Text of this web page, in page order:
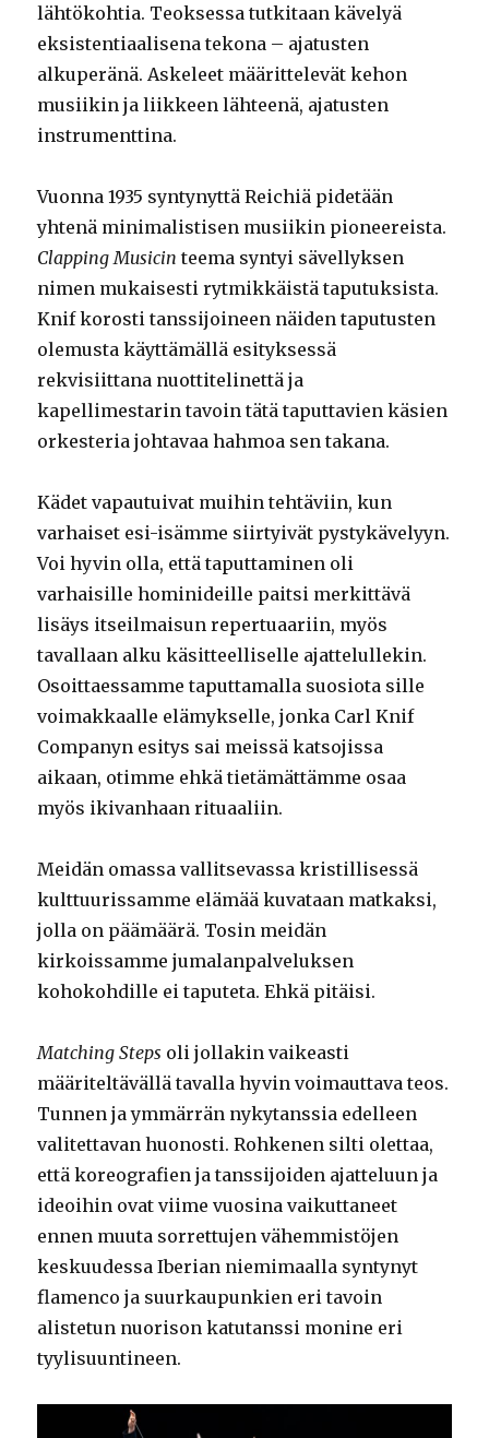
lähtökohtia. Teoksessa tutkitaan kävelyä
eksistentiaalisena tekona – ajatusten
alkuperänä. Askeleet määrittelevät kehon
musiikin ja liikkeen lähteenä, ajatusten
instrumenttina.
Vuonna 1935 syntynyttä Reichiä pidetään
yhtenä minimalistisen musiikin pioneereista.
Clapping Musicin teema syntyi sävellyksen
nimen mukaisesti rytmikkäistä taputuksista.
Knif korosti tanssijoineen näiden taputusten
olemusta käyttämällä esityksessä
rekvisiittana nuottitelinettä ja
kapellimestarin tavoin tätä taputtavien käsien
orkesteria johtavaa hahmoa sen takana.
Kädet vapautuivat muihin tehtäviin, kun
varhaiset esi-isämme siirtyivät pystykävelyyn.
Voi hyvin olla, että taputtaminen oli
varhaisille hominideille paitsi merkittävä
lisäys itseilmaisun repertuaariin, myös
tavallaan alku käsitteelliselle ajattelullekin.
Osoittaessamme taputtamalla suosiota sille
voimakkaalle elämykselle, jonka Carl Knif
Companyn esitys sai meissä katsojissa
aikaan, otimme ehkä tietämättämme osaa
myös ikivanhaan rituaaliin.
Meidän omassa vallitsevassa kristillisessä
kulttuurissamme elämää kuvataan matkaksi,
jolla on päämäärä. Tosin meidän
kirkoissamme jumalanpalveluksen
kohokohdille ei taputeta. Ehkä pitäisi.
Matching Steps oli jollakin vaikeasti
määriteltävällä tavalla hyvin voimauttava teos.
Tunnen ja ymmärrän nykytanssia edelleen
valitettavan huonosti. Rohkenen silti olettaa,
että koreografien ja tanssijoiden ajatteluun ja
ideoihin ovat viime vuosina vaikuttaneet
ennen muuta sorrettujen vähemmistöjen
keskuudessa Iberian niemimaalla syntynyt
flamenco ja suurkaupunkien eri tavoin
alistetun nuorison katutanssi monine eri
tyylisuuntineen.